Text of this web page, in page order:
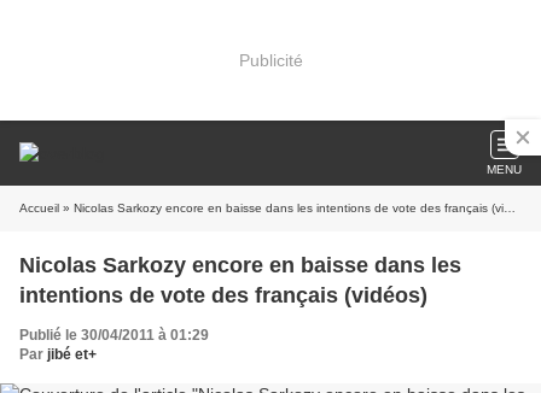
Publicité
MENU
Accueil » Nicolas Sarkozy encore en baisse dans les intentions de vote des français (vidéos)
Nicolas Sarkozy encore en baisse dans les
intentions de vote des français (vidéos)
Publié le 30/04/2011 à 01:29
Par jibé et+